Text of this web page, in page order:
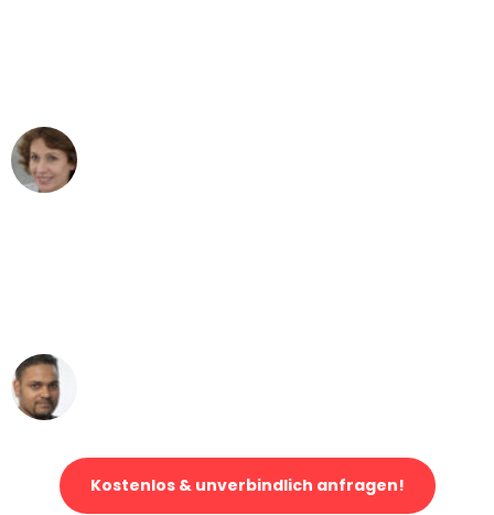
Kostenlos & unverbindlich anfragen!